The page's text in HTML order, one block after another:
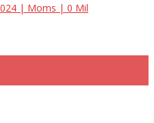
| Moms | 0 Mil